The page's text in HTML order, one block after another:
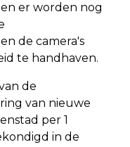
er worden nog
de camera's
te handhaven.
de
van nieuwe
per 1
in de